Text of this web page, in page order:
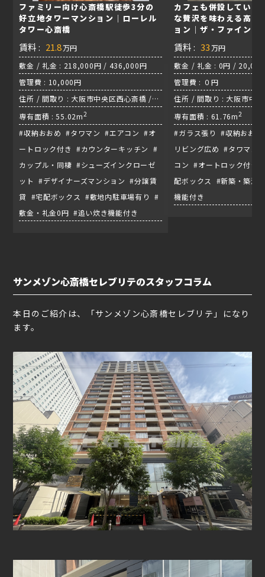
ファミリー向け心斎橋駅徒歩3分の
好立地タワーマンション｜ローレル
タワー心斎橋
賃料 : 21.8万円
敷金 / 礼金 : 218,000円 / 436,000円
管理費 : 10,000円
住所 / 間取り : 大阪市中央区西心斎橋 /
2LDK / 御堂筋線『心斎橋駅』
専有面積 : 55.02m2
#収納おおめ #タワマン #エアコン #オ
ートロック付き #カウンターキッチン #
カップル・同棲 #シューズインクローゼ
ット #デザイナーズマンション #分譲賃
貸 #宅配ボックス #敷地内駐車場有り #
敷金・礼金0円 #追い炊き機能付き
カフェも併設している
な贅沢を味わえる高級
ョン｜ザ・ファインタ
賃料 : 33 万円
敷金 / 礼金 : 0円 /
管理費 : ０円
住所 / 間取り : 大阪市中
/ 地下鉄谷町線『谷町4丁
専有面積 : 61.76m2
#ガラス張り #収納おお
リビング広め #タワマン
コン #オートロック付き
配ボックス #新築・築浅
機能付き
サンメゾン心斎橋セレブリテのスタッフコラム
本日のご紹介は、「サンメゾン心斎橋セレブリテ」になり
ます。